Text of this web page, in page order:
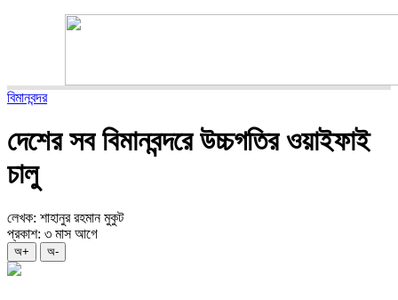
বিমানবন্দর
দেশের সব বিমানবন্দরে উচ্চগতির ওয়াইফাই
চালু
লেখক: শাহানুর রহমান মুকুট
প্রকাশ: ৩ মাস আগে
অ+ অ-